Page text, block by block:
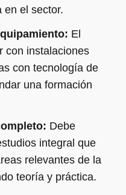
en el sector.
El
con instalaciones
con tecnología de
una formación
Debe
integral que
relevantes de la
teoría y práctica.